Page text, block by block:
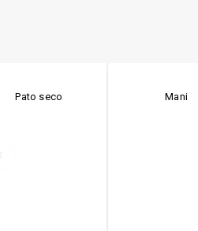
Pato seco Mani